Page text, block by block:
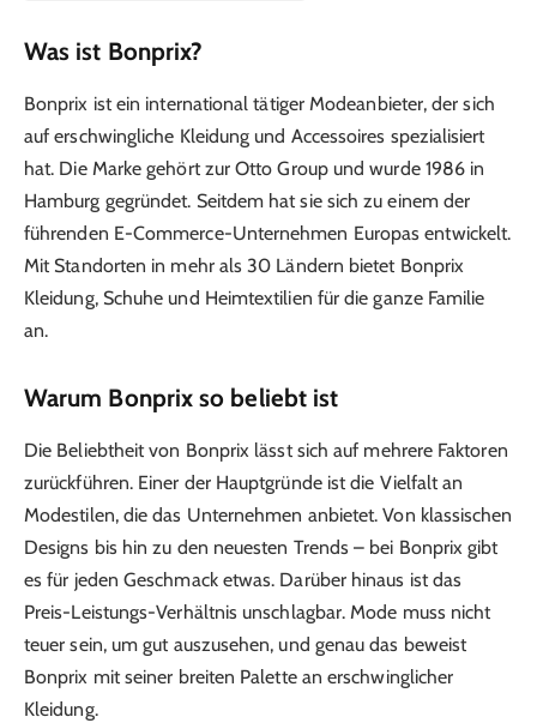
Was ist Bonprix?
Bonprix ist ein international tätiger Modeanbieter, der sich
auf erschwingliche Kleidung und Accessoires spezialisiert
hat. Die Marke gehört zur Otto Group und wurde 1986 in
Hamburg gegründet. Seitdem hat sie sich zu einem der
führenden E-Commerce-Unternehmen Europas entwickelt.
Mit Standorten in mehr als 30 Ländern bietet Bonprix
Kleidung, Schuhe und Heimtextilien für die ganze Familie
an.
Warum Bonprix so beliebt ist
Die Beliebtheit von Bonprix lässt sich auf mehrere Faktoren
zurückführen. Einer der Hauptgründe ist die Vielfalt an
Modestilen, die das Unternehmen anbietet. Von klassischen
Designs bis hin zu den neuesten Trends – bei Bonprix gibt
es für jeden Geschmack etwas. Darüber hinaus ist das
Preis-Leistungs-Verhältnis unschlagbar. Mode muss nicht
teuer sein, um gut auszusehen, und genau das beweist
Bonprix mit seiner breiten Palette an erschwinglicher
Kleidung.